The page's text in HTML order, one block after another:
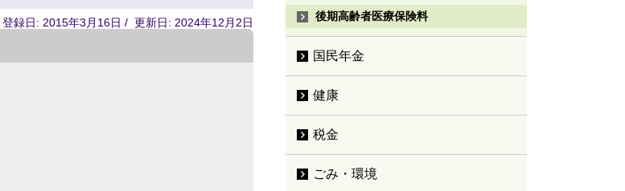
後期高齢者医療保険料
国民年金
健康
税金
ごみ・環境
登録日: 2015年3月16日 / 更新日: 2024年12月2日